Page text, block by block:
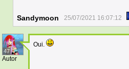
Sandymoon 25/07/2021 16:07:12
47
Autor
Oui.